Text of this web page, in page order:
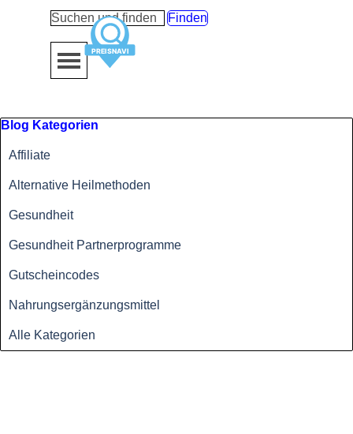
Finden
Menü überspringen
Block überspringen Blog Kategorien
Blog Kategorien
Affiliate
Alternative Heilmethoden
Gesundheit
Gesundheit Partnerprogramme
Gutscheincodes
Nahrungsergänzungsmittel
Alle Kategorien